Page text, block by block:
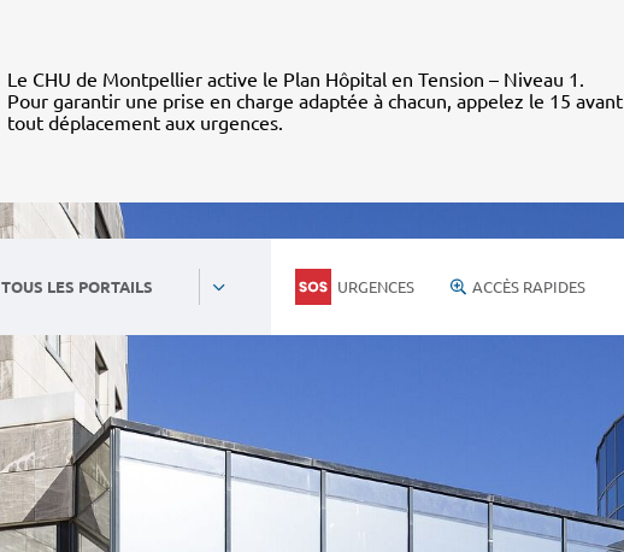
Le CHU de Montpellier active le Plan Hôpital en Tension – Niveau 1.
Pour garantir une prise en charge adaptée à chacun, appelez le 15 avant
tout déplacement aux urgences.
TOUS LES PORTAILS URGENCES ACCÈS RAPIDES